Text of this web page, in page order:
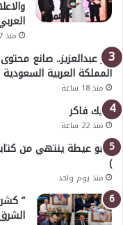
منذ 17 ساعة
بدر عبدالعزيز.. صانع
المملكة العربية السعودية
منذ 18 ساعة
خليك فاكر
منذ 22 ساعة
( أبو عيطة ينتهي من
)
منذ يوم واحد
”